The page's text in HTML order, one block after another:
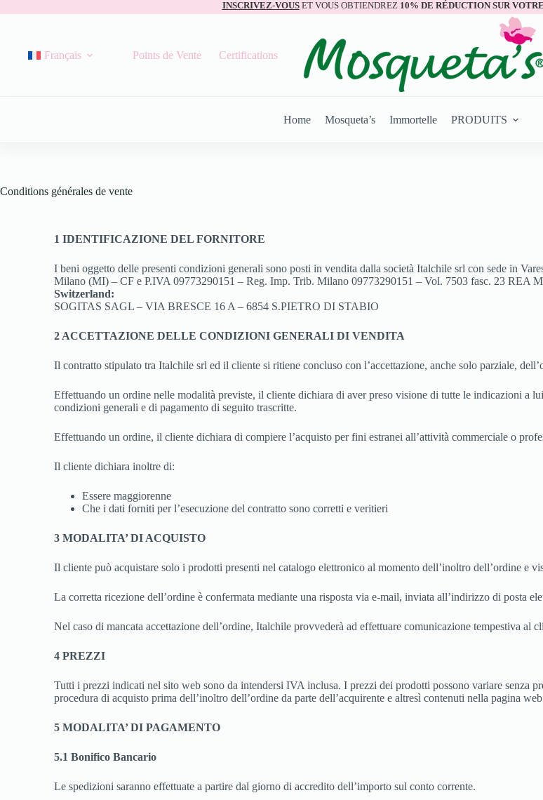
INSCRIVEZ-VOUSET VOUS OBTIENDREZ 10% DE RÉDUCTION SUR
Français Points de Vente Certifications
Home Mosqueta’s Immortelle PRODUITS
Conditions générales de vente
1 IDENTIFICAZIONE DEL FORNITORE
I beni oggetto delle presenti condizioni generali sono posti in vendita dalla società Italchile srl con sede in
Milano (MI) – CF e P.IVA 09773290151 – Reg. Imp. Trib. Milano 09773290151 – Vol. 7503 fasc. 23 REA
Switzerland:
SOGITAS SAGL – VIA BRESCE 16 A – 6854 S.PIETRO DI STABIO
2 ACCETTAZIONE DELLE CONDIZIONI GENERALI DI VENDITA
Il contratto stipulato tra Italchile srl ed il cliente si ritiene concluso con l’accettazione, anche solo parziale,
Effettuando un ordine nelle modalità previste, il cliente dichiara di aver preso visione di tutte le indicazioni a
condizioni generali e di pagamento di seguito trascritte.
Effettuando un ordine, il cliente dichiara di compiere l’acquisto per fini estranei all’attività commerciale o
Il cliente dichiara inoltre di:
Essere maggiorenne
Che i dati forniti per l’esecuzione del contratto sono corretti e veritieri
3 MODALITA’ DI ACQUISTO
Il cliente può acquistare solo i prodotti presenti nel catalogo elettronico al momento dell’inoltro dell’ordine e
La corretta ricezione dell’ordine è confermata mediante una risposta via e-mail, inviata all’indirizzo di posta
Nel caso di mancata accettazione dell’ordine, Italchile provvederà ad effettuare comunicazione tempestiva al
4 PREZZI
Tutti i prezzi indicati nel sito web sono da intendersi IVA inclusa. I prezzi dei prodotti possono variare senza
procedura di acquisto prima dell’inoltro dell’ordine da parte dell’acquirente e altresì contenuti nella pagina
5 MODALITA’ DI PAGAMENTO
5.1 Bonifico Bancario
Le spedizioni saranno effettuate a partire dal giorno di accredito dell’importo sul conto corrente.